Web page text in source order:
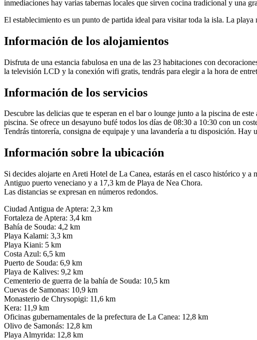
inmediaciones hay varias tabernas locales que sirven cocina tradicional y una
El establecimiento es un punto de partida ideal para visitar toda la isla. La
Información de los alojamientos
Disfruta de una estancia fabulosa en una de las 23 habitaciones con
la televisión LCD y la conexión wifi gratis, tendrás para elegir a la hora de
Información de los servicios
Descubre las delicias que te esperan en el bar o lounge junto a la piscina de
piscina. Se ofrece un desayuno bufé todos los días de 08:30 a 10:30 con un
Tendrás tintorería, consigna de equipaje y una lavandería a tu disposición. Hay
Información sobre la ubicación
Si decides alojarte en Areti Hotel de La Canea, estarás en el casco histórico y
Antiguo puerto veneciano y a 17,3 km de Playa de Nea Chora.
Las distancias se expresan en números redondos.
Ciudad Antigua de Aptera: 2,3 km
Fortaleza de Aptera: 3,4 km
Bahía de Souda: 4,2 km
Playa Kalami: 3,3 km
Playa Kiani: 5 km
Costa Azul: 6,5 km
Puerto de Souda: 6,9 km
Playa de Kalives: 9,2 km
Cementerio de guerra de la bahía de Souda: 10,5 km
Cuevas de Samonas: 10,9 km
Monasterio de Chrysopigi: 11,6 km
Kera: 11,9 km
Oficinas gubernamentales de la prefectura de La Canea: 12,8 km
Olivo de Samonás: 12,8 km
Playa Almyrida: 12,8 km